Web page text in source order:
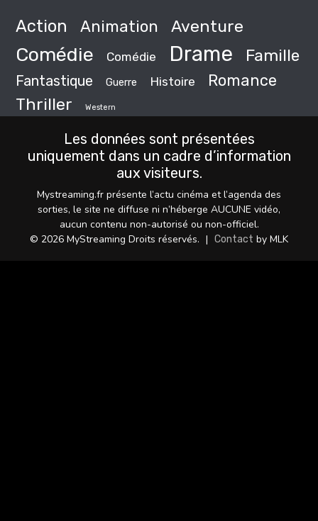
Action Animation Aventure
Comédie Comédie Drame Famille
Fantastique Guerre Histoire Romance
Thriller Western
Les données sont présentées
uniquement dans un cadre d’information
aux visiteurs.
Mystreaming.fr présente l’actu cinéma et l’agenda des
sorties, le site ne diffuse ni n’héberge AUCUNE vidéo,
aucun contenu non-autorisé ou non-officiel.
© 2026 MyStreaming Droits réservés. | Contact by MLK